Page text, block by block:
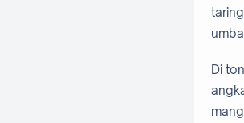
Di